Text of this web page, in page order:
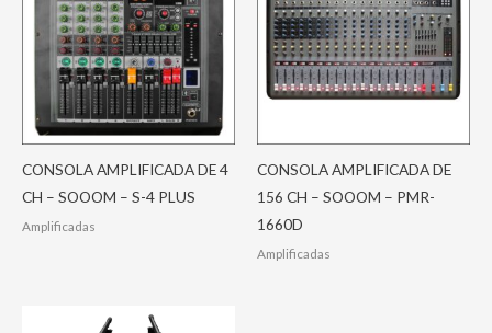
CONSOLA AMPLIFICADA DE 4
CH – SOOOM – S-4 PLUS
Amplificadas
CONSOLA AMPLIFICADA DE
156 CH – SOOOM – PMR-
1660D
Amplificadas